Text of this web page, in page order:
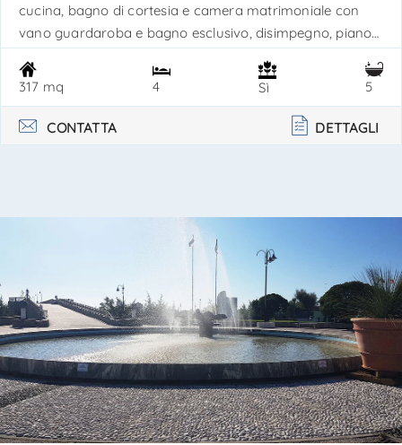
cucina, bagno di cortesia e camera matrimoniale con
vano guardaroba e bagno esclusivo, disimpegno, piano
e due bagni esclusivi, 2 camere ciascuna con vano
guardaroba e bagno esclusivo e balconi. e’ possibile
strutturare il piano primo con 4. . .
317 mq 4 Sì 5
CONTATTA DETTAGLI